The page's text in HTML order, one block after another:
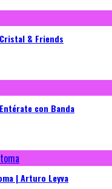
& Friends
con Banda
| Arturo Leyva